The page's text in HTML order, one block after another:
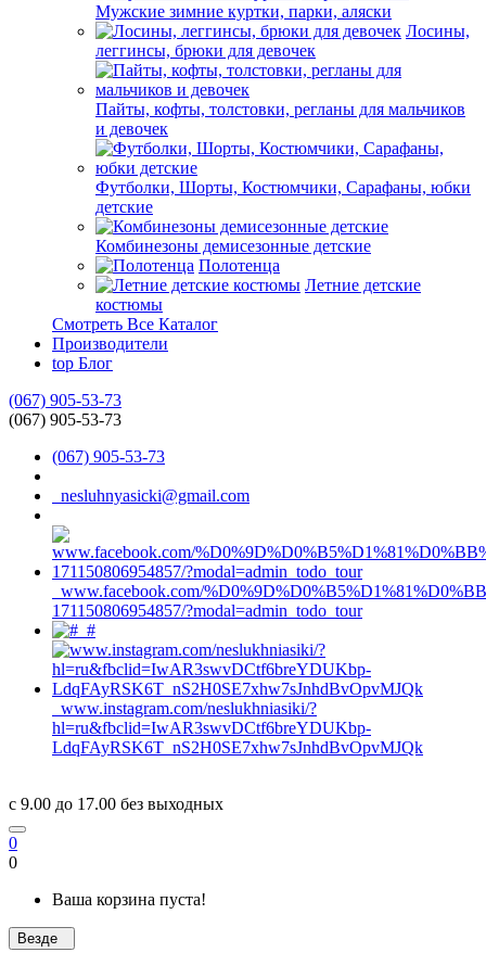
Мужские зимние куртки, парки, аляски
Лосины,
леггинсы, брюки для девочек
Пайты, кофты, толстовки, регланы для мальчиков
и девочек
Футболки, Шорты, Костюмчики, Сарафаны, юбки
детские
Комбинезоны демисезонные детские
Полотенца
Летние детские
костюмы
Смотреть Все Каталог
Производители
top Блог
(067) 905-53-73
(067) 905-53-73
(067) 905-53-73
nesluhnyasicki@gmail.com
www.facebook.com/
171150806954857/?modal=admin_todo_tour
#
www.instagram.com/neslukhniasiki/?
hl=ru&fbclid=IwAR3swvDCtf6breYDUKbp-
LdqFAyRSK6T_nS2H0SE7xhw7sJnhdBvOpvMJQk
c 9.00 до 17.00 без выходных
0
0
Ваша корзина пуста!
Везде